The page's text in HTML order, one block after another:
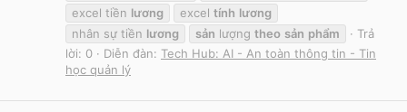
excel tiền lương excel tính lương
nhân sự tiền lương sản lượng theo sản phẩm
Trả
lời: 0
Diễn đàn: Tech Hub: AI - An toàn thông tin - Tin
học quản lý